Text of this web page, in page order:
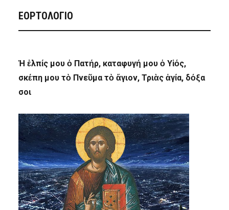
ΕΟΡΤΟΛΟΓΙΟ
Ἡ ἐλπίς μου ὁ Πατήρ, καταφυγή μου ὁ Υἱός,
σκέπη μου τὸ Πνεῦμα τὸ ἅγιον, Τριὰς ἁγία, δόξα
σοι